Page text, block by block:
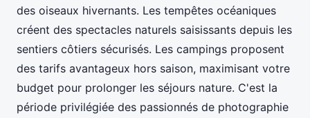
des oiseaux hivernants. Les tempêtes océaniques
créent des spectacles naturels saisissants depuis les
sentiers côtiers sécurisés. Les campings proposent
des tarifs avantageux hors saison, maximisant votre
budget pour prolonger les séjours nature. C'est la
période privilégiée des passionnés de photographie